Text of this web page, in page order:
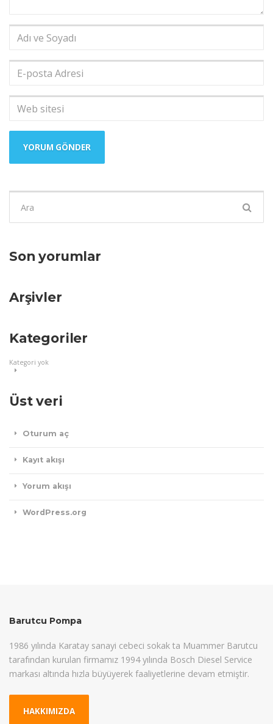
Adı
Soyadı*
posta
Adresi*
Web
ara:
Son yorumlar
Arşivler
Kategoriler
Kategori yok
Üst veri
Oturum aç
Kayıt akışı
Yorum akışı
WordPress.org
Barutcu Pompa
1986 yılında Karatay sanayi cebeci sokak ta Muammer Barutcu
tarafından kurulan firmamız 1994 yılında Bosch Diesel Service
markası altında hızla büyüyerek faaliyetlerine devam etmiştir.
HAKKIMIZDA